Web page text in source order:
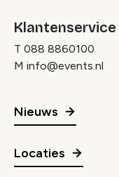
Klantenservice
T 088 8860100
M info@events.nl
Nieuws
Locaties